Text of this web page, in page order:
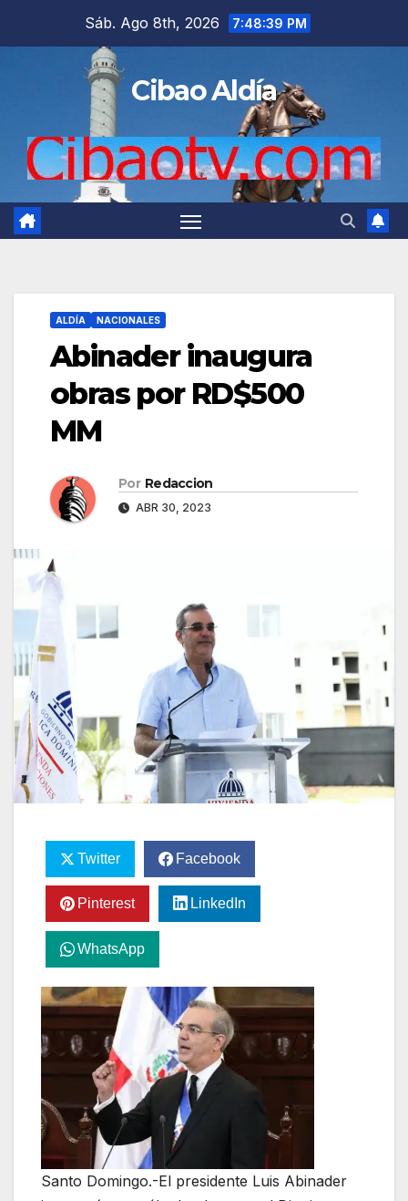
Sáb. Ago 8th, 2026 7:48:40 PM
Cibao Aldía
ALDÍA NACIONALES
Abinader inaugura
obras por RD$500
MM
Por Redaccion
ABR 30, 2023
Twitter Facebook
Pinterest LinkedIn
WhatsApp
Santo Domingo.-El presidente Luis Abinader